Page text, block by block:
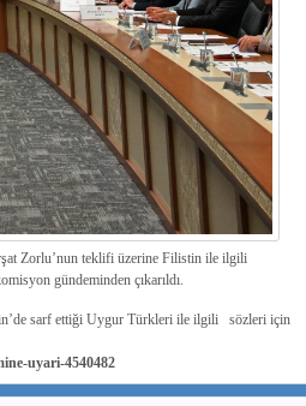
Zorlu’nun teklifi üzerineFilistin ile ilgili
gündeminden çıkarıldı.
sarf ettiği Uygur Türkleri ile ilgili sözleri için
uyari-4540482